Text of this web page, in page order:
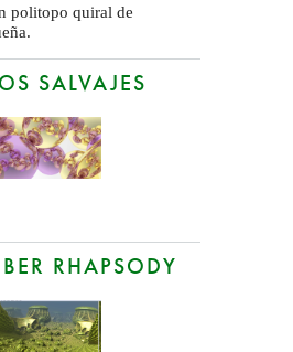
politopo quiral de
SALVAJES
RHAPSODY